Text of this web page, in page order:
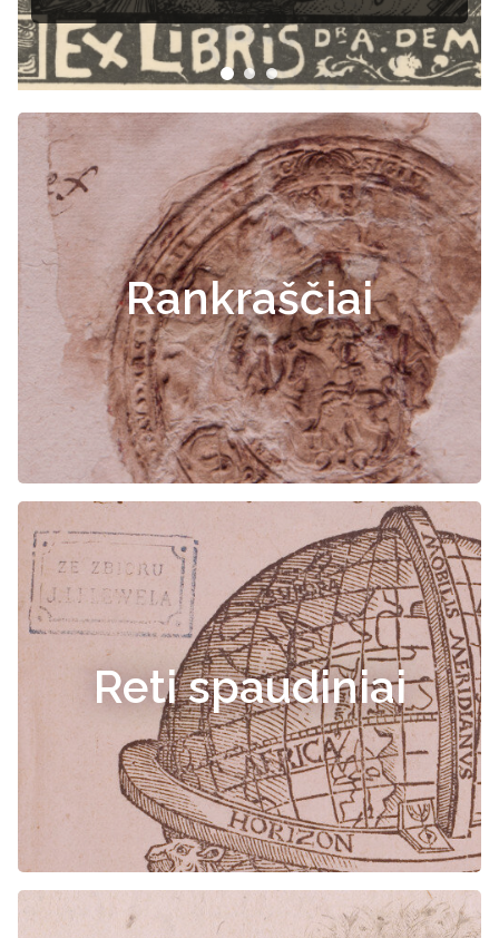
Rankraščiai
Reti spaudiniai